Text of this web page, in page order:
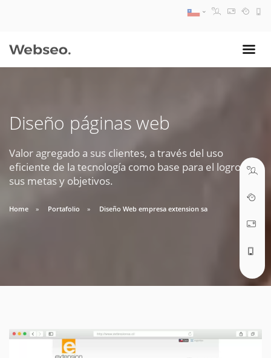
Diseño páginas web
Valor agregado a sus clientes, a través del uso
eficiente de la tecnología como base para el logro de
sus metas y objetivos.
Home Portafolio Diseño Web empresa extension sa
09:30 AM A 18:30 PM
soporte@webseo.cl
ABRIR TICKET